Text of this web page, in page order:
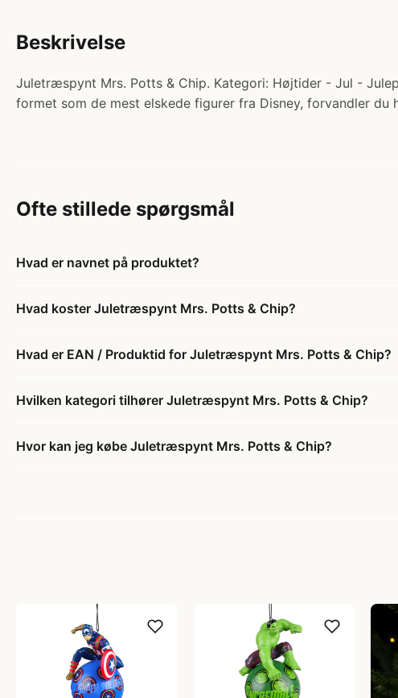
Beskrivelse
Juletræspynt Mrs. Potts & Chip. Kategori: Højtider - Jul -
formet som de mest elskede figurer fra Disney, forvandler
Ofte stillede spørgsmål
Hvad er navnet på produktet?
Hvad koster Juletræspynt Mrs. Potts & Chip?
Hvad er EAN / Produktid for Juletræspynt Mrs. Potts & Chip?
Hvilken kategori tilhører Juletræspynt Mrs. Potts & Chip?
Hvor kan jeg købe Juletræspynt Mrs. Potts & Chip?